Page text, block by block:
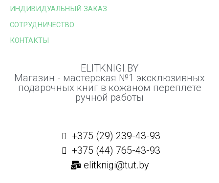
ИНДИВИДУАЛЬНЫЙ ЗАКАЗ
СОТРУДНИЧЕСТВО
КОНТАКТЫ
ELITKNIGI.BY
Магазин - мастерская №1 эксклюзивных
подарочных книг в кожаном переплете
ручной работы
+375 (29) 239-43-93
+375 (44) 765-43-93
elitknigi@tut.by